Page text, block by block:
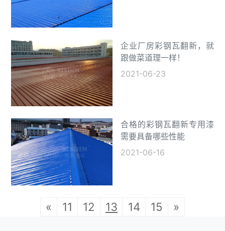
企业厂房彩钢瓦翻新，就
跟做菜道理一样！
2021-06-23
合格的彩钢瓦翻新专用漆
需要具备哪些性能
2021-06-16
« 11 12 13 14 15 »